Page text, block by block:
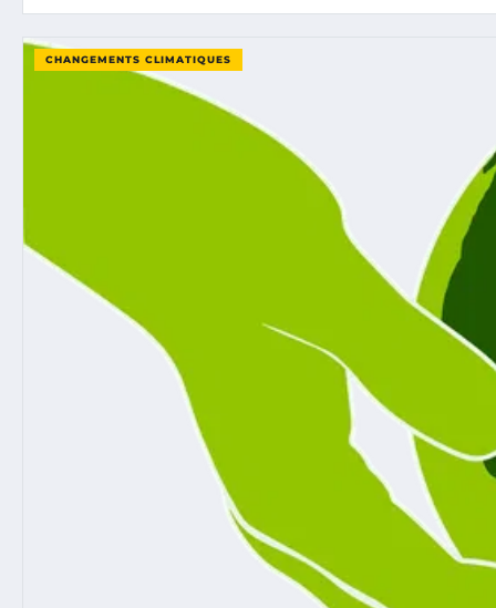
CHANGEMENTS CLIMATIQUES